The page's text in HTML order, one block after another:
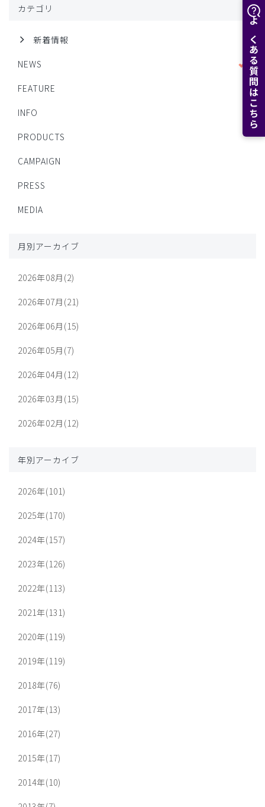
よくある質問はこちら
カテゴリ
新着情報
NEWS
FEATURE
INFO
PRODUCTS
CAMPAIGN
PRESS
MEDIA
月別アーカイブ
2026年08月(2)
2026年07月(21)
2026年06月(15)
2026年05月(7)
2026年04月(12)
2026年03月(15)
2026年02月(12)
年別アーカイブ
2026年(101)
2025年(170)
2024年(157)
2023年(126)
2022年(113)
2021年(131)
2020年(119)
2019年(119)
2018年(76)
2017年(13)
2016年(27)
2015年(17)
2014年(10)